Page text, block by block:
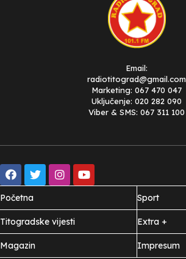
Email:
radiotitograd@gmail.com
Marketing: 067 470 047
Uključenje: 020 282 090
Viber & SMS: 067 311 100
Početna
Titogradske vijesti
Magazin
Sport
Extra +
Impresum